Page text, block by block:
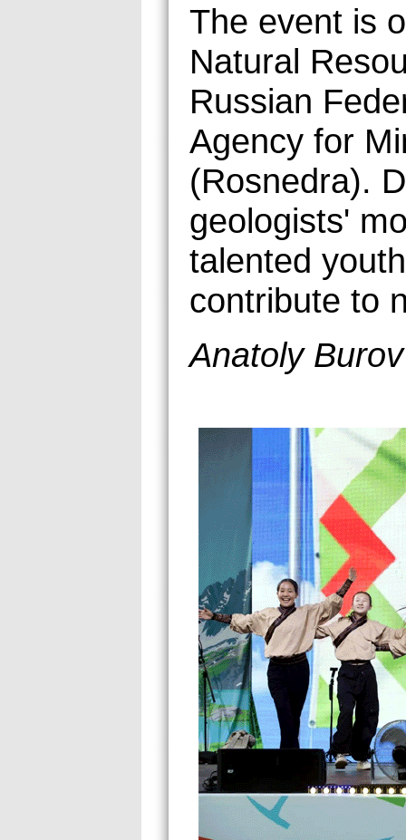
The event is
Natural
Russian
Agency for
(Rosnedra).
geologists'
talented
contribute to
Anatoly